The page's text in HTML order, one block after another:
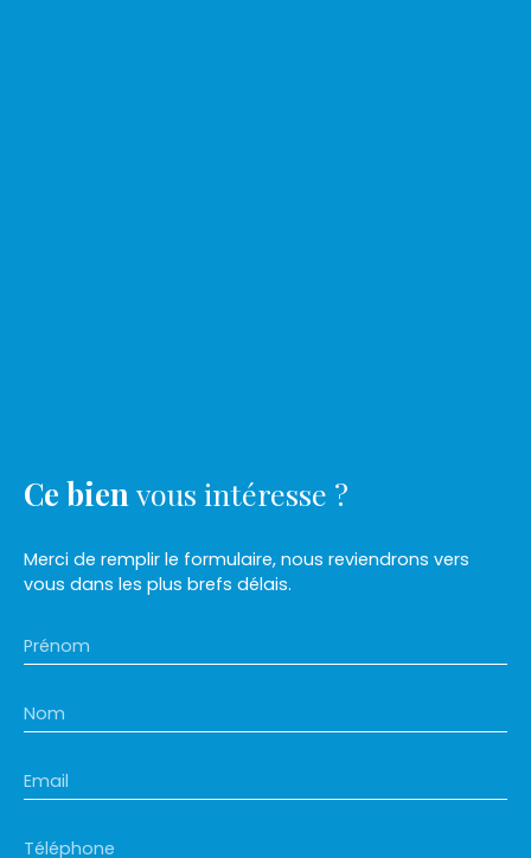
Ce bien vous intéresse ?
Merci de remplir le formulaire, nous reviendrons vers
vous dans les plus brefs délais.
Prénom
Nom
Email
Téléphone